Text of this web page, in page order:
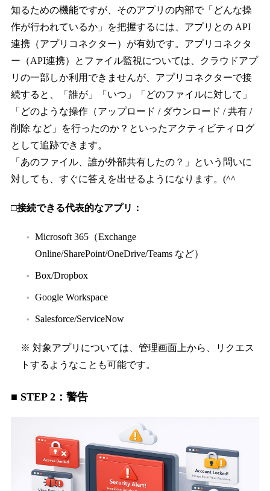
知るための機能ですが、そのアプリの内部で「どんな操
作が行われているか」を把握するには、アプリとの API
連携（アプリコネクター）が有効です。アプリコネクタ
ー（API連携）とファイル監視については、クラウドアプ
リの一部しか利用できませんが、アプリコネクターで接
続すると、「誰が」「いつ」「どのファイルに対して」
「どのような操作（アップロード / ダウンロード / 共有 /
削除 など」を行ったのか？といったアクティビティログ
として追跡できます。
「あのファイル、誰が外部共有したの？」という問いに
対しても、すぐに答えを出せるようになります。(^^
□接続できる代表的なアプリ：
Microsoft 365（Exchange
Online/SharePoint/OneDrive/Teams など）
Box/Dropbox
Google Workspace
Salesforce/ServiceNow
※ 対象アプリについては、管理画面上から、リクエス
トするようなことも可能です。
■ STEP 2：警告